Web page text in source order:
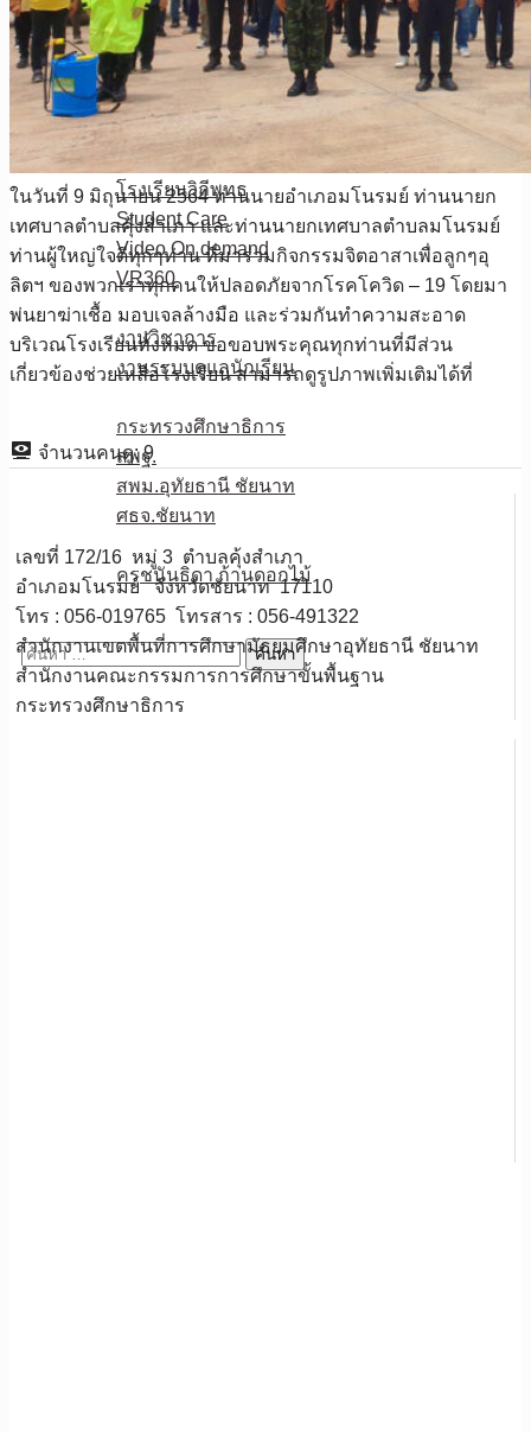
กรอกผลการเรียนสำหรับครู
งานวัดผลและประเมินผล
ระบบปัจจัยพื้นฐานนักเรียนฯ
ระบบตรวจสอบเงินเดือนครู
E-Officeสพม.อุทัยธานี ชัยนาท
ตารางเรียน-ตารางสอน
โรงเรียนวิถีพุทธ
Student Care
Video On demand
VR360
ดาวน์โหลด
งานวิชาการ
งานระบบดูแลนักเรียน
กระทรวงศึกษาธิการ
สพฐ.
สพม.อุทัยธานี ชัยนาท
ศธจ.ชัยนาท
วPA
ครูชนันธิดา ก้านดอกไม้
ติดต่อเรา
ค้นหา
สำหรับ:
ในวันที่ 9 มิถุนายน 2564 ท่านนายอำเภอมโนรมย์ ท่านนายก
เทศบาลตำบลคุ้งสำเภา และท่านนายกเทศบาลตำบลมโนรมย์
ท่านผู้ใหญ่ใจดีทุกๆท่าน ที่มาร่วมกิจกรรมจิตอาสาเพื่อลูกๆอุ
ลิตฯ ของพวกเรา​ทุกคน​ให้ปลอดภัยจากโรคโควิด – 19 โดยมา
พ่นยาฆ่าเชื้อ มอบเจลล้างมือ และร่วมกันทำความสะอาด
บริเวณโรงเรียนทั้งหมด ขอขอบพระคุณ​ทุกท่าน​ที่​มีส่วน
เกี่ยวข้อง​ช่วยเหลือโรงเรียน สามารถดูรูปภาพเพิ่มเติมได้ที่
จำนวนคนดู: 9
เลขที่ 172/16 หมู่ 3 ตำบลคุ้งสำเภา
อำเภอมโนรมย์ จังหวัดชัยนาท 17110
โทร : 056-019765 โทรสาร : 056-491322
สำนักงานเขตพื้นที่การศึกษามัธยมศึกษาอุทัยธานี ชัยนาท
สำนักงานคณะกรรมการการศึกษาขั้นพื้นฐาน
กระทรวงศึกษาธิการ